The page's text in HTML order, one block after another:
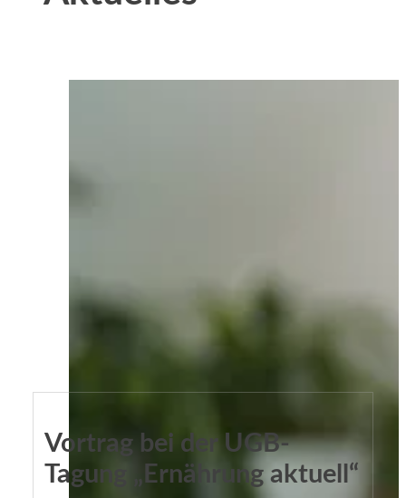
Vortrag bei der UGB-
Tagung „Ernährung aktuell“